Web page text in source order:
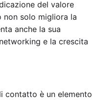
del valore
non solo migliora la
anche la sua
e la crescita
contatto è un elemento